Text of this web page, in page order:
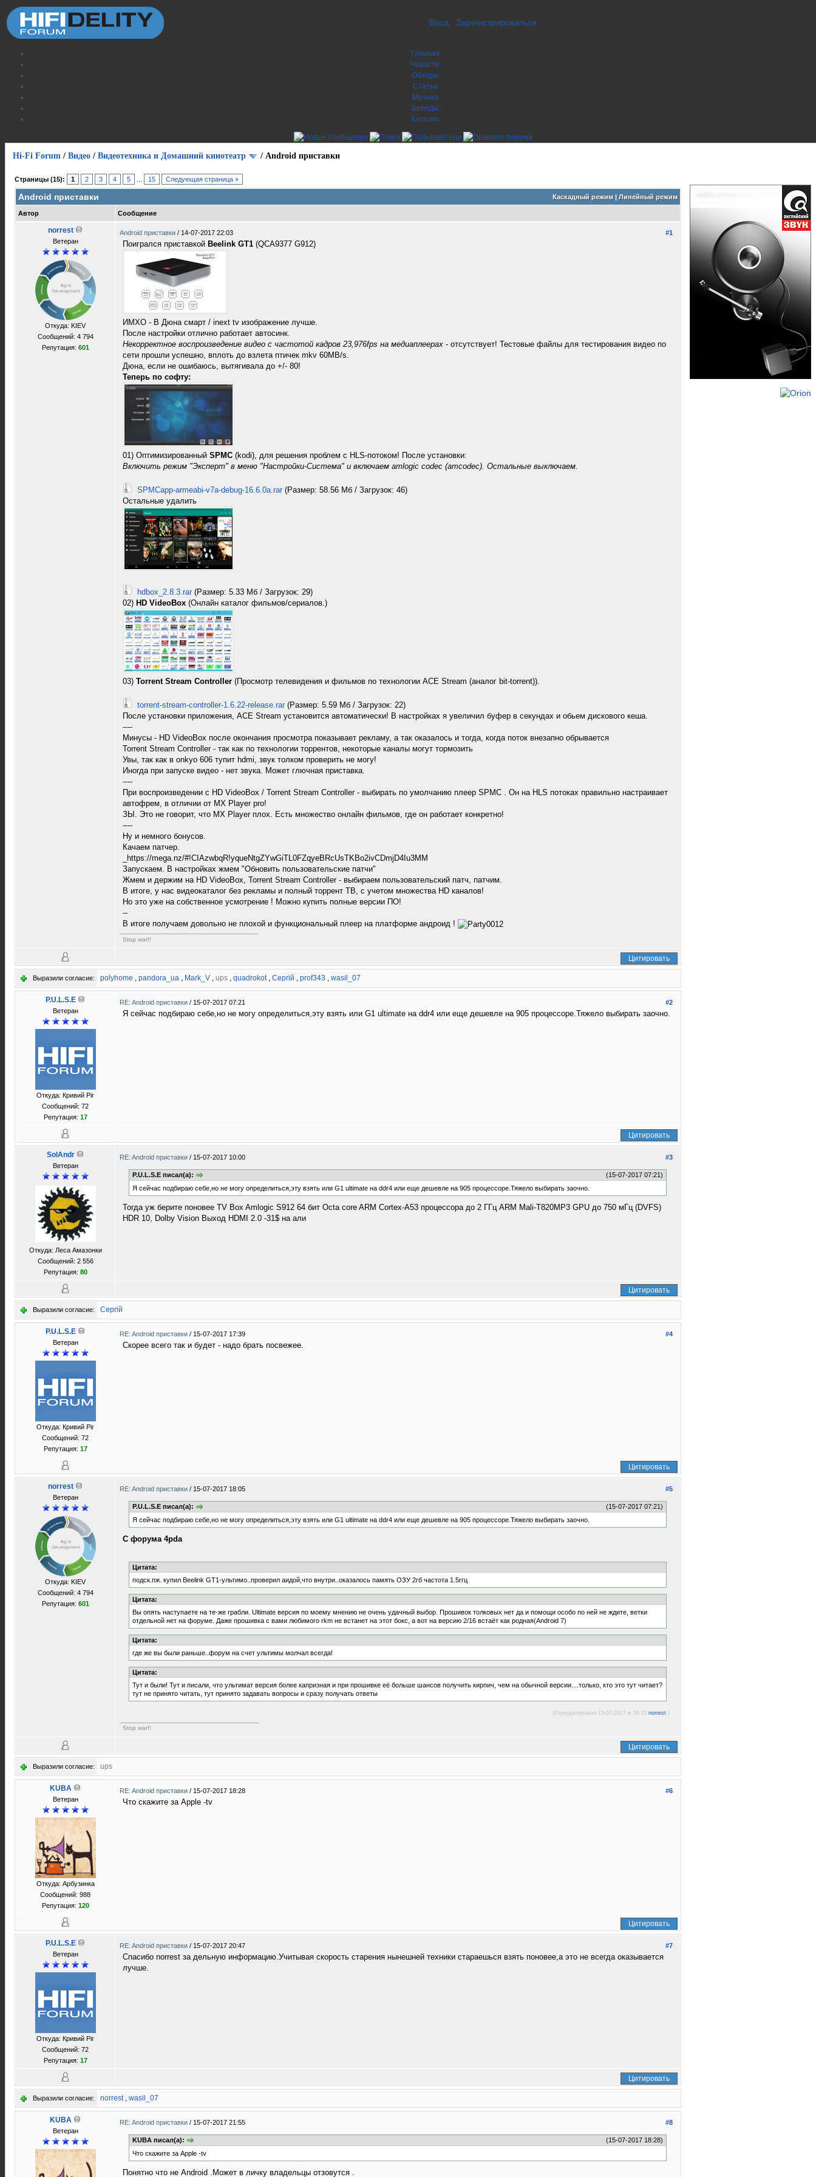
Вход Зарегистрироваться
Главная
Новости
Обзоры
Статьи
Музыка
Бренды
Каталог
Hi-Fi Forum / Видео / Видеотехника и Домашний кинотеатр / Android приставки
Страницы (15): 1 2 3 4 5 15 Следующая страница »
Каскадный режим| Линейный режим
Android приставки
Автор Сообщение
norrest
Ветеран
Откуда: KIEV
Сообщений: 4 794
Репутация: 601
#1
Android приставки / 14-07-2017 22:03
Поигрался приставкой Beelink GT1 (QCA9377 G912)
ИМХО - В Дюна смарт / inext tv изображение лучше.
После настройки отлично работает автосинк.
Некорректное воспроизведение видео с частотой кадров 23,976fps на медиаплеерах - отсутствует! Тестовые файлы для тестирования видео по
сети прошли успешно, вплоть до взлета птичек mkv 60MB/s.
Дюна, если не ошибаюсь, вытягивала до +/- 80!
Теперь по софту:
01) Оптимизированный SPMC (kodi), для решения проблем с HLS-потоком! После установки:
Включить режим "Эксперт" в меню "Настройки-Система" и включаем amlogic codec (amcodec). Остальные выключаем.
SPMCapp-armeabi-v7a-debug-16.6.0a.rar (Размер: 58.56 Мб / Загрузок: 46)
Остальные удалить
hdbox_2.8.3.rar (Размер: 5.33 Мб / Загрузок: 29)
02) HD VideoBox (Онлайн каталог фильмов/сериалов.)
03) Torrent Stream Controller (Просмотр телевидения и фильмов по технологии ACE Stream (аналог bit-torrent)).
torrent-stream-controller-1.6.22-release.rar (Размер: 5.59 Мб / Загрузок: 22)
После установки приложения, ACE Stream установится автоматически! В настройках я увеличил буфер в секундах и обьем дискового кеша.
----
Минусы - HD VideoBox после окончания просмотра показывает рекламу, а так оказалось и тогда, когда поток внезапно обрывается
Torrent Stream Controller - так как по технологии торрентов, некоторые каналы могут тормозить
Увы, так как в onkyo 606 тупит hdmi, звук толком проверить не могу!
Иногда при запуске видео - нет звука. Может глючная приставка.
----
При воспроизведении с HD VideoBox / Torrent Stream Controller - выбирать по умолчанию плеер SPMC . Он на HLS потоках правильно настраивает
автофрем, в отличии от MX Player pro!
ЗЫ. Это не говорит, что MX Player плох. Есть множество онлайн фильмов, где он работает конкретно!
----
Ну и немного бонусов.
Качаем патчер.
_https://mega.nz/#!CIAzwbqR!yqueNtgZYwGiTL0FZqyeBRcUsTKBo2ivCDmjD4Iu3MM
Запускаем. В настройках жмем "Обновить пользовательские патчи"
Жмем и держим на HD VideoBox, Torrent Stream Controller - выбираем пользовательский патч, патчим.
В итоге, у нас видеокаталог без рекламы и полный торрент ТВ, с учетом множества HD каналов!
Но это уже на собственное усмотрение ! Можно купить полные версии ПО!
--
В итоге получаем довольно не плохой и функциональный плеер на платформе андроид !
Stop war!!
Цитировать
Выразили согласие: polyhome , pandora_ua , Mark_V , ups , quadrokot, Сергій , prof343 , wasil_07
P.U.L.S.E
Ветеран
Откуда: Кривий Ріг
Сообщений: 72
Репутация: 17
#2
RE: Android приставки / 15-07-2017 07:21
Я сейчас подбираю себе,но не могу определиться,эту взять или G1 ultimate на ddr4 или еще дешевле на 905 процессоре.Тяжело выбирать заочно.
Цитировать
SolAndr
Ветеран
Откуда: Леса Амазонки
Сообщений: 2 556
Репутация: 80
#3
RE: Android приставки / 15-07-2017 10:00
(15-07-2017 07:21)
P.U.L.S.E писал(а):
Я сейчас подбираю себе,но не могу определиться,эту взять или G1 ultimate на ddr4 или еще дешевле на 905 процессоре.Тяжело выбирать заочно.
Тогда уж берите поновее TV Box Amlogic S912 64 бит Octa core ARM Cortex-A53 процессора до 2 ГГц ARM Mali-T820MP3 GPU до 750 мГц (DVFS)
HDR 10, Dolby Vision Выход HDMI 2.0 -31$ на али
Цитировать
Выразили согласие: Сергій
P.U.L.S.E
Ветеран
Откуда: Кривий Ріг
Сообщений: 72
Репутация: 17
#4
RE: Android приставки / 15-07-2017 17:39
Скорее всего так и будет - надо брать посвежее.
Цитировать
norrest
Ветеран
Откуда: KIEV
Сообщений: 4 794
Репутация: 601
#5
RE: Android приставки / 15-07-2017 18:05
(15-07-2017 07:21)
P.U.L.S.E писал(а):
Я сейчас подбираю себе,но не могу определиться,эту взять или G1 ultimate на ddr4 или еще дешевле на 905 процессоре.Тяжело выбирать заочно.
С форума 4pda
Цитата:
подск.пж. купил Beelink GT1-ультимо..проверил аидой,что внутри..оказалось память ОЗУ 2гб частота 1.5ггц
Цитата:
Вы опять наступаете на те-же грабли. Ultimate версия по моему мнению не очень удачный выбор. Прошивок толковых нет да и помощи особо по ней не ждите, ветки
отдельной нет на форуме. Даже прошивка с вами любимого rkm не встанет на этот бокс, а вот на версию 2/16 встаёт как родная(Android 7)
Цитата:
где же вы были раньше..форум на счет ультимы молчал всегда!
Цитата:
Тут и были! Тут и писали, что ультимат версия более капризная и при прошивке её больше шансов получить кирпич, чем на обычной версии....только, кто это тут читает?
тут не принято читать, тут принято задавать вопросы и сразу получать ответы
(Отредактировал 15-07-2017 в 18:10 norrest.)
Stop war!!
Цитировать
Выразили согласие: ups
KUBA
Ветеран
Откуда: Арбузинка
Сообщений: 988
Репутация: 120
#6
RE: Android приставки / 15-07-2017 18:28
Что скажите за Apple -tv
Цитировать
P.U.L.S.E
Ветеран
Откуда: Кривий Ріг
Сообщений: 72
Репутация: 17
#7
RE: Android приставки / 15-07-2017 20:47
Спасибо norrest за дельную информацию.Учитывая скорость старения нынешней техники стараешься взять поновее,а это не всегда оказывается
лучше.
Цитировать
Выразили согласие: norrest, wasil_07
KUBA
Ветеран
#8
RE: Android приставки / 15-07-2017 21:55
(15-07-2017 18:28)
KUBA писал(а):
Что скажите за Apple -tv
Понятно что не Android .Может в личку владельцы отзовутся .